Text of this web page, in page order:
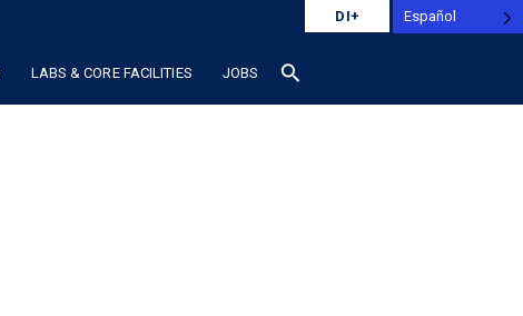
LABS & CORE FACILITIES JOBS search
DI+ Español